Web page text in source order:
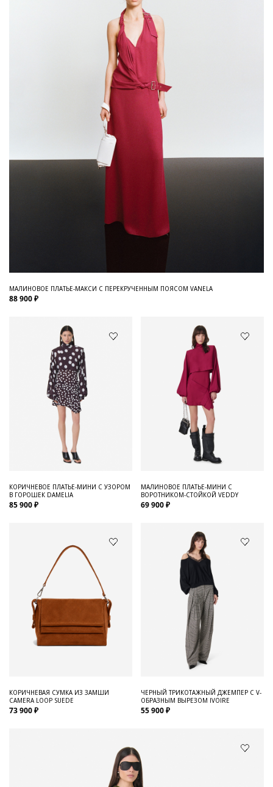
МАЛИНОВОЕ ПЛАТЬЕ-МАКСИ С ПЕРЕКРУЧЕННЫМ ПОЯСОМ VANELA
88 900 ₽
КОРИЧНЕВОЕ ПЛАТЬЕ-МИНИ С УЗОРОМ
В ГОРОШЕК DAMELIA
85 900 ₽
МАЛИНОВОЕ ПЛАТЬЕ-МИНИ С
ВОРОТНИКОМ-СТОЙКОЙ VEDDY
69 900 ₽
КОРИЧНЕВАЯ СУМКА ИЗ ЗАМШИ
CAMERA LOOP SUEDE
73 900 ₽
ЧЕРНЫЙ ТРИКОТАЖНЫЙ ДЖЕМПЕР С V-
ОБРАЗНЫМ ВЫРЕЗОМ IVOIRE
55 900 ₽